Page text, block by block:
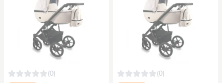
(0) (0)